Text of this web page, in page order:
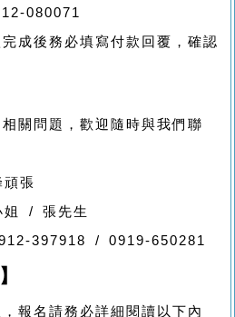
080071
成後務必填寫付款回覆，確認
關問題，歡迎隨時與我們聯
頑張
姐 / 張先生
397918 / 0919-650281
報名請務必詳細閱讀以下內